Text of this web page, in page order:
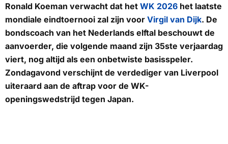
Ronald Koeman verwacht dat het WK 2026 het laatste
mondiale eindtoernooi zal zijn voor Virgil van Dijk. De
bondscoach van het Nederlands elftal beschouwt de
aanvoerder, die volgende maand zijn 35ste verjaardag
viert, nog altijd als een onbetwiste basisspeler.
Zondagavond verschijnt de verdediger van Liverpool
uiteraard aan de aftrap voor de WK-
openingswedstrijd tegen Japan.